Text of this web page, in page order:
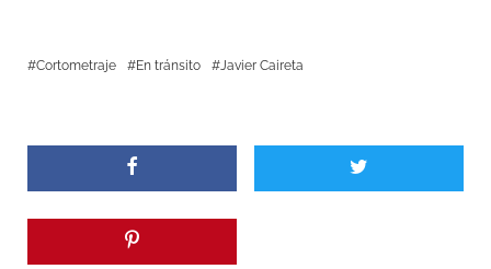
Cortometraje En tránsito Javier Caireta